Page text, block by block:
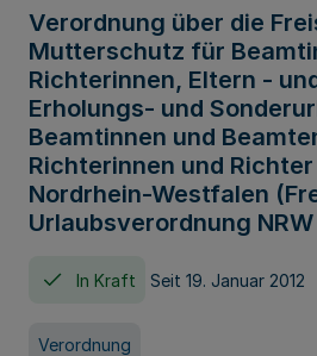
Verordnung über die
Mutterschutz für
Richterinnen, Eltern -
Erholungs- und
Beamtinnen und
Richterinnen und Richter
Nordrhein-Westfalen
Urlaubsverordnung
In Kraft Seit 19. Januar 2012
Verordnung